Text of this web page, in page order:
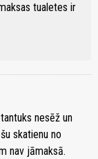
tualetes ir
nesēž un
skatienu no
nav jāmaksā.